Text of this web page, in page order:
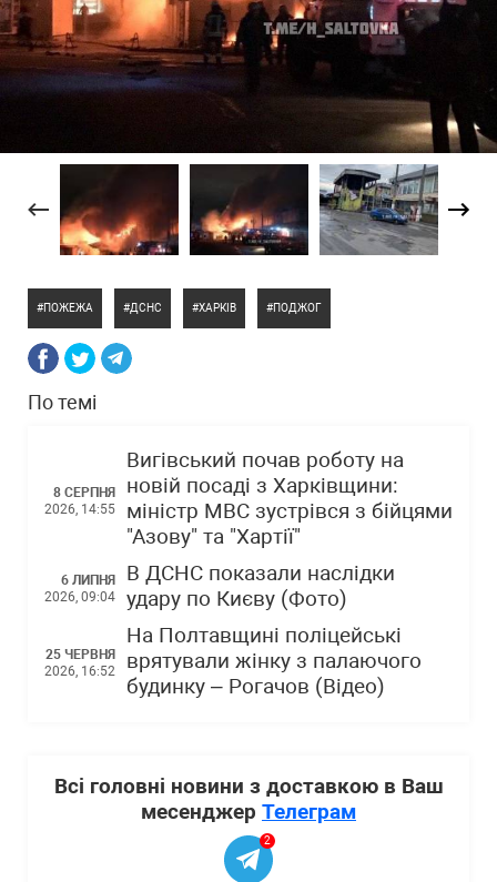
ПОЖЕЖА ДСНС ХАРКІВ ПОДЖОГ
По темі
8 СЕРПНЯ
2026, 14:55
Вигівський почав роботу на
новій посаді з Харківщини:
міністр МВС зустрівся з бійцями
"Азову" та "Хартії"
6 ЛИПНЯ
2026, 09:04
В ДСНС показали наслідки
удару по Києву (Фото)
25 ЧЕРВНЯ
2026, 16:52
На Полтавщині поліцейські
врятували жінку з палаючого
будинку – Рогачов (Відео)
Всі головні новини з доставкою в Ваш
месенджер Телеграм
2